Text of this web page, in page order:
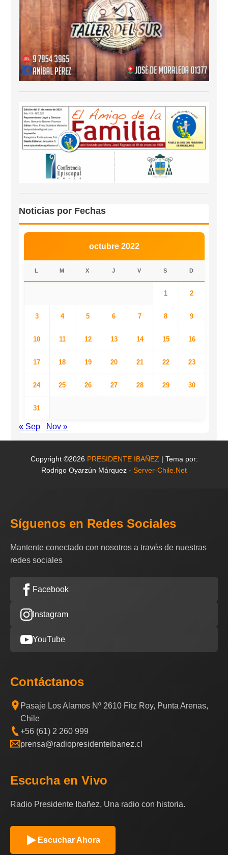
Noticias por Fechas
octubre 2022
L M X J V S D
1 2
3 4 5 6 7 8 9
10 11 12 13 14 15 16
17 18 19 20 21 22 23
24 25 26 27 28 29 30
31
« Sep Nov »
Copyright ©2026 PRESIDENTE IBAÑEZ | Tema por:
Rodrigo Oyarzún Márquez - Server-Chile.Net
Síguenos en Redes Sociales
Mantente conectado con nosotros a través de nuestras
redes sociales
Facebook
Instagram
YouTube
Contáctanos
Pasaje Los Alamos Nº 2610 Fitz Roy, Punta Arenas,
Chile
+56 (61) 2 260 999
prensa@radiopresidenteibanez.cl
Escucha en Vivo
Radio Presidente Ibañez, Una radio con historia.
Escuchar Ahora